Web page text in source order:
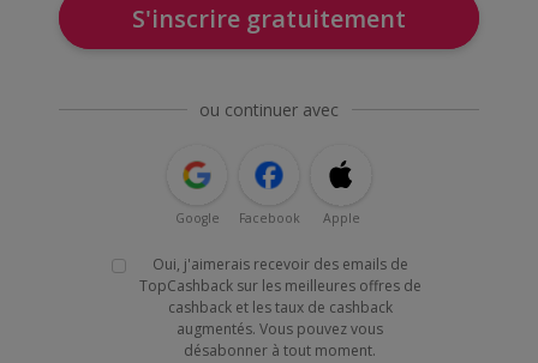
S'inscrire gratuitement
ou continuer avec
Google Facebook Apple
Oui, j'aimerais recevoir des emails de
TopCashback sur les meilleures offres de
cashback et les taux de cashback
augmentés. Vous pouvez vous
désabonner à tout moment.